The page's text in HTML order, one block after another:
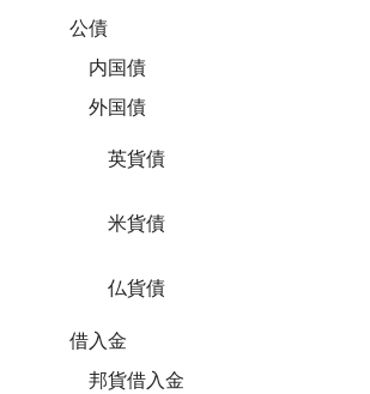
公債
内国債
外国債
英貨債
米貨債
仏貨債
借入金
邦貨借入金